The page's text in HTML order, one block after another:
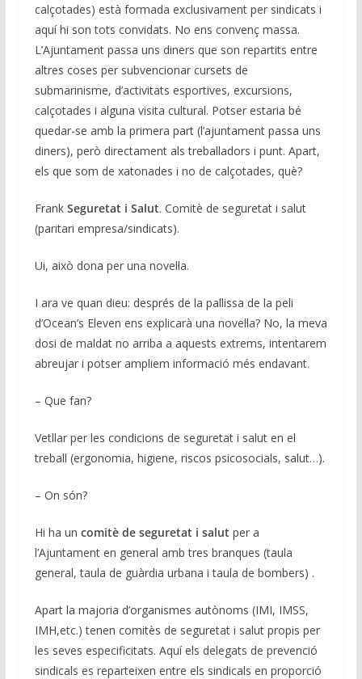
calçotades) està formada exclusivament per sindicats i
aquí hi son tots convidats. No ens convenç massa.
L’Ajuntament passa uns diners que son repartits entre
altres coses per subvencionar cursets de
submarinisme, d’activitats esportives, excursions,
calçotades i alguna visita cultural. Potser estaria bé
quedar-se amb la primera part (l’ajuntament passa uns
diners), però directament als treballadors i punt. Apart,
els que som de xatonades i no de calçotades, què?
Frank Seguretat i Salut. Comitè de seguretat i salut
(paritari empresa/sindicats).
Ui, això dona per una novel·la.
I ara ve quan dieu: després de la pallissa de la peli
d’Ocean’s Eleven ens explicarà una novel·la? No, la meva
dosi de maldat no arriba a aquests extrems, intentarem
abreujar i potser ampliem informació més endavant.
– Que fan?
Vetllar per les condicions de seguretat i salut en el
treball (ergonomia, higiene, riscos psicosocials, salut…).
– On són?
Hi ha un comitè de seguretat i salut per a
l’Ajuntament en general amb tres branques (taula
general, taula de guàrdia urbana i taula de bombers) .
Apart la majoria d’organismes autònoms (IMI, IMSS,
IMH,etc.) tenen comitès de seguretat i salut propis per
les seves especificitats. Aquí els delegats de prevenció
sindicals es reparteixen entre els sindicals en proporció